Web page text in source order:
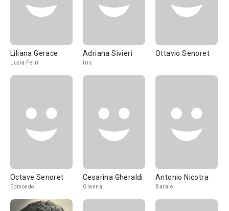
Liliana Gerace
Lucia Ferri
Adriana Sivieri
Iris
Ottavio Senoret
Octave Senoret
Edmondo
Cesarina Gheraldi
Gianna
Antonio Nicotra
Barale